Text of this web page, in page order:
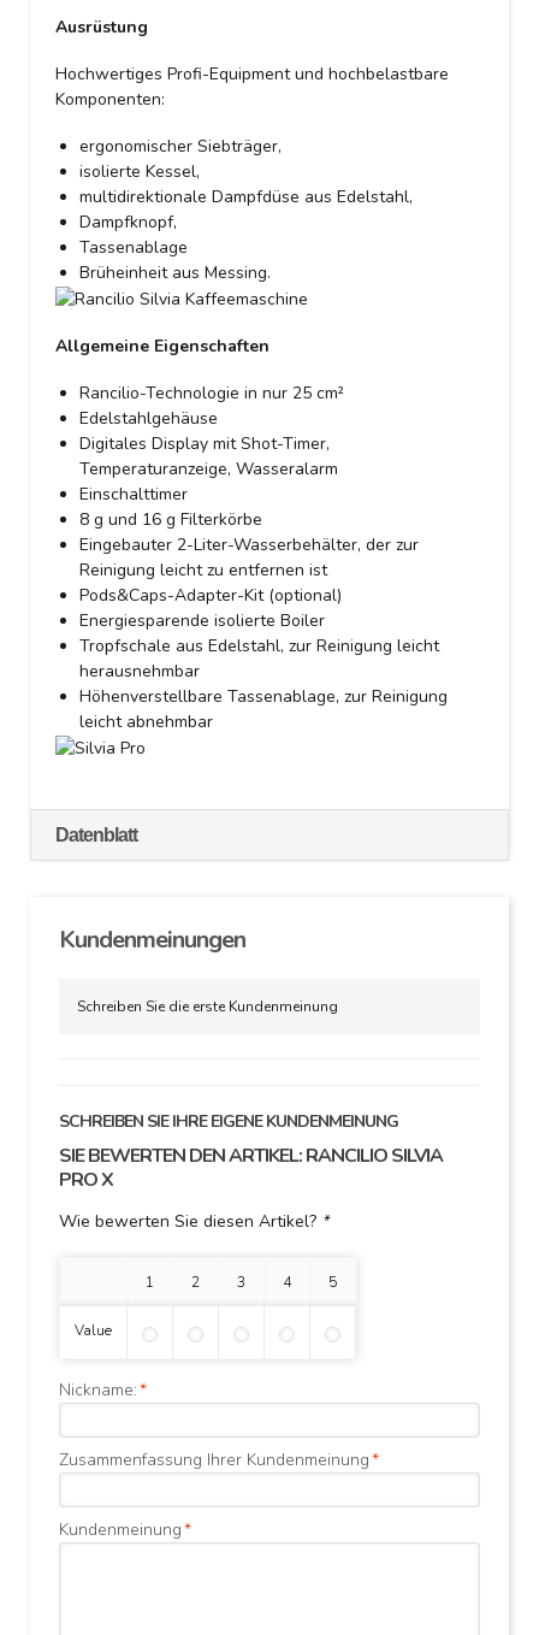
Ausrüstung
Hochwertiges Profi-Equipment und hochbelastbare
Komponenten:
ergonomischer Siebträger,
isolierte Kessel,
multidirektionale Dampfdüse aus Edelstahl,
Dampfknopf,
Tassenablage
Brüheinheit aus Messing.
Allgemeine Eigenschaften
Rancilio-Technologie in nur 25 cm²
Edelstahlgehäuse
Digitales Display mit Shot-Timer,
Temperaturanzeige, Wasseralarm
Einschalttimer
8 g und 16 g Filterkörbe
Eingebauter 2-Liter-Wasserbehälter, der zur
Reinigung leicht zu entfernen ist
Pods&Caps-Adapter-Kit (optional)
Energiesparende isolierte Boiler
Tropfschale aus Edelstahl, zur Reinigung leicht
herausnehmbar
Höhenverstellbare Tassenablage, zur Reinigung
leicht abnehmbar
Datenblatt
Kundenmeinungen
Schreiben Sie die erste Kundenmeinung
SCHREIBEN SIE IHRE EIGENE KUNDENMEINUNG
SIE BEWERTEN DEN ARTIKEL:RANCILIO SILVIA
PRO X
Wie bewerten Sie diesen Artikel? *
1 Stern 2 Sterne3 Sterne4 Sterne5 Sterne
Value
*
Nickname:
*
Zusammenfassung Ihrer Kundenmeinung
*
Kundenmeinung